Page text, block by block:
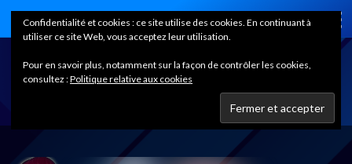
Home
Confidentialité et cookies : ce site utilise des cookies. En continuant à
utiliser ce site Web, vous acceptez leur utilisation.
Pour en savoir plus, notamment sur la façon de contrôler les cookies,
consultez :Politique relative aux cookies